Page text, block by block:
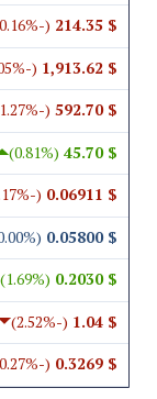
$ 214.35
(-0.16%)
$ 1,913.62
(-0.05%)
$ 592.70
(-1.27%)
$ 45.70
(0.81%)
$ 0.06911
(-0.17%)
$ 0.05800
(0.00%)
$ 0.2030
(1.69%)
$ 1.04
(-2.52%)
$ 0.3269
(-0.27%)